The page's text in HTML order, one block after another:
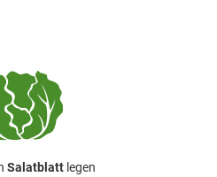
Salatblatt legen